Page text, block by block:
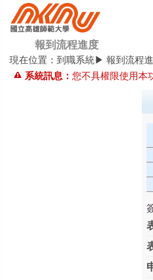
報到流程進度
現在位置： 到職系統▶ 報到流程
系統訊息： 您不具權限使用本